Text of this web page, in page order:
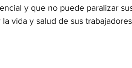
y que no puede paralizar
vida y salud de sus